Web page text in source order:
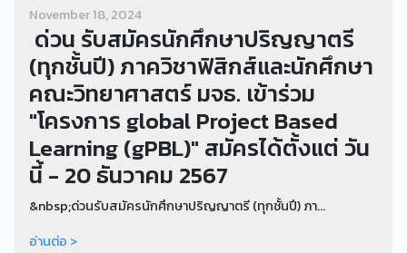
November 18, 2024
ด่วน รับสมัครนักศึกษาปริญญาตรี
(ทุกชั้นปี) ภาควิชาฟิสิกส์และนักศึกษา
คณะวิทยาศาสตร์ มจธ. เข้าร่วม
"โครงการ global Project Based
Learning (gPBL)" สมัครได้ตั้งแต่ วัน
นี้ - 20 ธันวาคม 2567
&nbsp;ด่วนรับสมัครนักศึกษาปริญญาตรี (ทุกชั้นปี) ภา...
อ่านต่อ >